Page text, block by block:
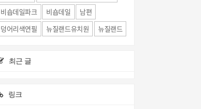
비숍데일파크
비숍데일
남편
덩어리색연필
뉴질랜드유치원 뉴질랜드
최근 글
링크